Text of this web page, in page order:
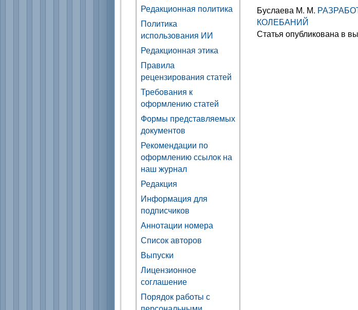
Редакционная политика
Политика
использования ИИ
Редакционная этика
Правила
рецензирования статей
Требования к
оформлению статей
Формы представляемых
документов
Рекомендации по
оформлению ссылок на
наш журнал
Редакция
Информация для
подписчиков
Аннотации номера
Список авторов
Выпуски
Лицензионное
соглашение
Порядок работы с
Буслаева М. М.
КОЛЕБАНИЙ
Статья опубликована в